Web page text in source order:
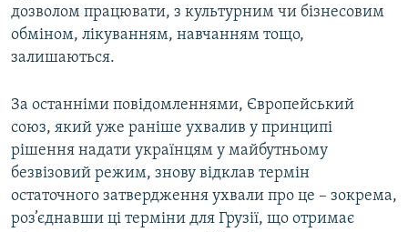
дозволом працювати, з культурним чи бізнесовим
обміном, лікуванням, навчанням тощо,
залишаються.
За останніми повідомленнями, Європейський
союз, який уже раніше ухвалив у принципі
рішення надати українцям у майбутньому
безвізовий режим, знову відклав термін
остаточного затвердження ухвали про це – зокрема,
роз’єднавши ці терміни для Грузії, що отримає